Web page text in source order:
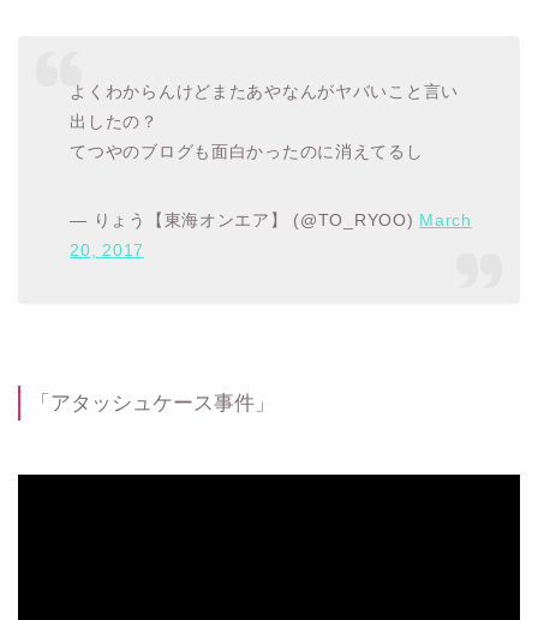
よくわからんけどまたあやなんがヤバいこと言い
出したの？
てつやのブログも面白かったのに消えてるし
— りょう【東海オンエア】 (@TO_RYOO) March
20, 2017
「アタッシュケース事件」